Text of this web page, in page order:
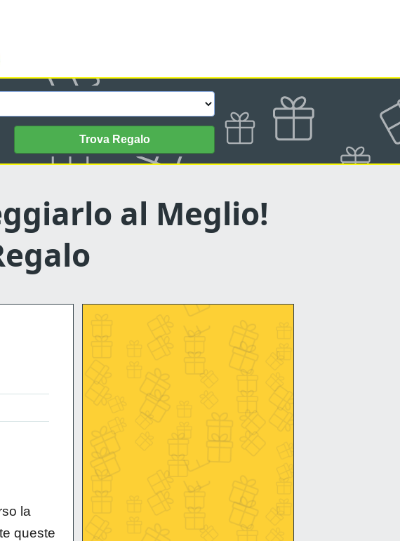
Trova Regalo
al Meglio!
la
queste